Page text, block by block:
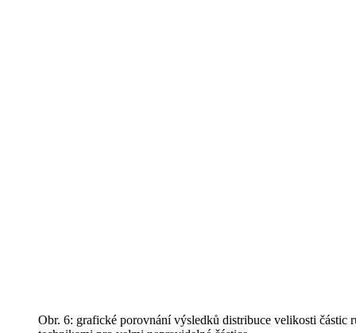
Obr. 6: grafické porovnání výsledků distribuce velikosti částic